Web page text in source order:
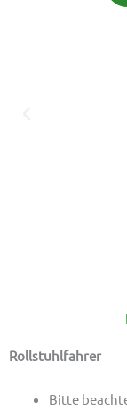
Rollstuhlfahrer
Bitte